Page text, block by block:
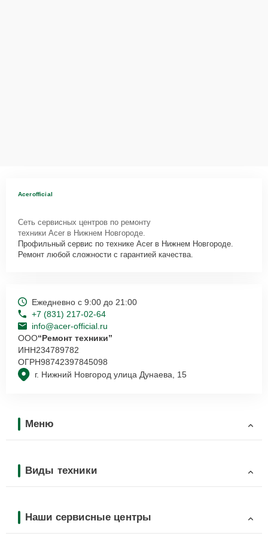
Acerofficial
Сеть сервисных центров по ремонту
техники Acer в Нижнем Новгороде.
Профильный сервис по технике Acer в Нижнем Новгороде.
Ремонт любой сложности с гарантией качества.
г. Нижний Новгород улица Дунаева, 15
Ежедневно с 9:00 до 21:00
+7 (831) 217-02-64
info@acer-official.ru
ООО“Ремонт техники”
ИНН234789782
ОГРН98742397845098
Меню
Виды техники
Наши сервисные центры